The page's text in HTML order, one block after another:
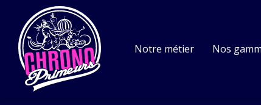
Notre métier Nos